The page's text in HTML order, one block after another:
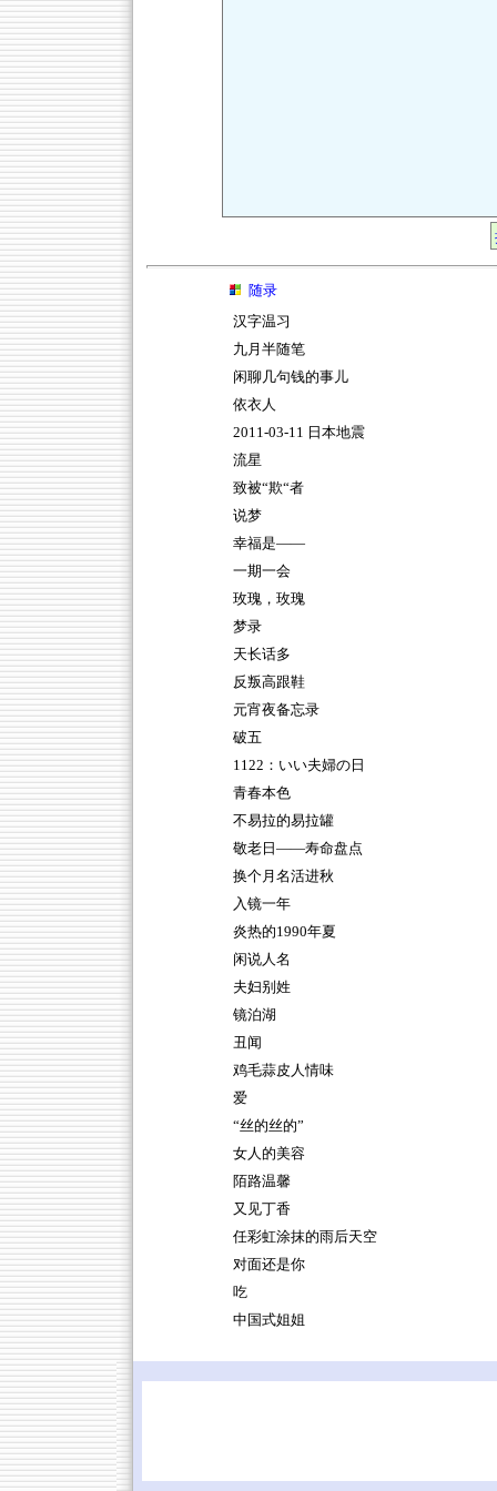
随录
汉字温习
九月半随笔
闲聊几句钱的事儿
依衣人
2011-03-11 日本地震
流星
致被“欺“者
说梦
幸福是——
一期一会
玫瑰，玫瑰
梦录
天长话多
反叛高跟鞋
元宵夜备忘录
破五
1122：いい夫婦の日
青春本色
不易拉的易拉罐
敬老日——寿命盘点
换个月名活进秋
入镜一年
炎热的1990年夏
闲说人名
夫妇别姓
镜泊湖
丑闻
鸡毛蒜皮人情味
爱
“丝的丝的”
女人的美容
陌路温馨
又见丁香
任彩虹涂抹的雨后天空
对面还是你
吃
中国式姐姐